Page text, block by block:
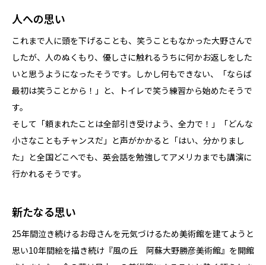
人への思い
これまで人に頭を下げることも、笑うこともなかった大野さんで
したが、人のぬくもり、優しさに触れるうちに何かお返しをした
いと思うようになったそうです。しかし何もできない、「ならば
最初は笑うことから！」と、トイレで笑う練習から始めたそうで
す。
そして「頼まれたことは全部引き受けよう、全力で！」「どんな
小さなこともチャンスだ」と声がかかると「はい、分かりまし
た」と全国どこへでも、英会話を勉強してアメリカまでも講演に
行かれるそうです。
新たなる思い
25年間泣き続けるお母さんを元気づけるため美術館を建てようと
思い10年間絵を描き続け『風の丘 阿蘇大野勝彦美術館』を開館